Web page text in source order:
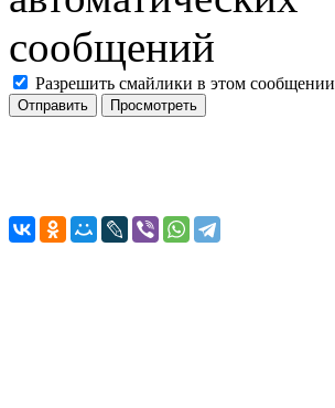
Разрешить смайлики в этом сообщении